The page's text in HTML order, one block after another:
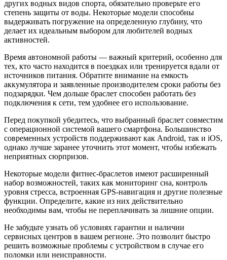
других водных видов спорта, обязательно проверьте его
степень защиты от воды. Некоторые модели способны
выдерживать погружение на определенную глубину, что
делает их идеальным выбором для любителей водных
активностей.
Время автономной работы — важный критерий, особенно для
тех, кто часто находится в поездках или тренируется вдали от
источников питания. Обратите внимание на емкость
аккумулятора и заявленные производителем сроки работы без
подзарядки. Чем дольше браслет способен работать без
подключения к сети, тем удобнее его использование.
Перед покупкой убедитесь, что выбранный браслет совместим
с операционной системой вашего смартфона. Большинство
современных устройств поддерживают как Android, так и iOS,
однако лучше заранее уточнить этот момент, чтобы избежать
неприятных сюрпризов.
Некоторые модели фитнес-браслетов имеют расширенный
набор возможностей, таких как мониторинг сна, контроль
уровня стресса, встроенная GPS-навигация и другие полезные
функции. Определите, какие из них действительно
необходимы вам, чтобы не переплачивать за лишние опции.
Не забудьте узнать об условиях гарантии и наличии
сервисных центров в вашем регионе. Это позволит быстро
решить возможные проблемы с устройством в случае его
поломки или неисправности.